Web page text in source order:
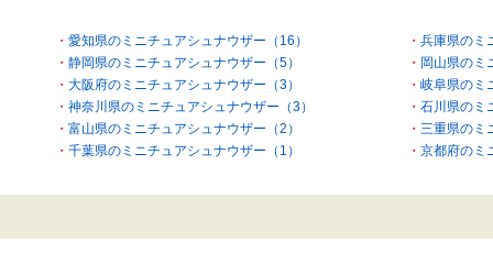
愛知県のミニチュアシュナウザー（16）
兵庫県のミ
静岡県のミニチュアシュナウザー（5）
岡山県のミ
大阪府のミニチュアシュナウザー（3）
岐阜県のミ
神奈川県のミニチュアシュナウザー（3）
石川県のミ
富山県のミニチュアシュナウザー（2）
三重県のミ
千葉県のミニチュアシュナウザー（1）
京都府のミ